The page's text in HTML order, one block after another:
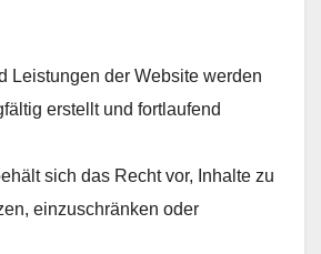
Leistungen der Website werden
erstellt und fortlaufend
sich das Recht vor, Inhalte zu
einzuschränken oder